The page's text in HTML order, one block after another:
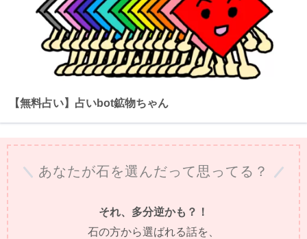
【無料占い】占いbot鉱物ちゃん
あなたが石を選んだって思ってる？
それ、多分逆かも？！
石の方から選ばれる話を、